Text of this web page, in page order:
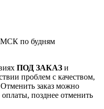
МСК по будням
ПОД ЗАКАЗ и
проблем с качеством,
Отменить заказ можно
оплаты, позднее отменить